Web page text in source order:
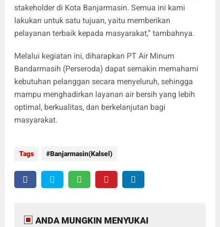
stakeholder di Kota Banjarmasin. Semua ini kami
lakukan untuk satu tujuan, yaitu memberikan
pelayanan terbaik kepada masyarakat,” tambahnya.
Melalui kegiatan ini, diharapkan PT Air Minum
Bandarmasih (Perseroda) dapat semakin memahami
kebutuhan pelanggan secara menyeluruh, sehingga
mampu menghadirkan layanan air bersih yang lebih
optimal, berkualitas, dan berkelanjutan bagi
masyarakat.
Tags Banjarmasin(Kalsel)
ANDA MUNGKIN MENYUKAI